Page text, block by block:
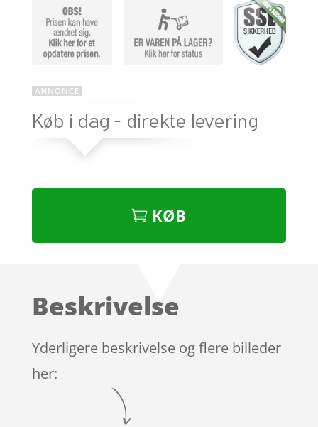
KØB
Beskrivelse
Yderligere beskrivelse og flere billeder
her: